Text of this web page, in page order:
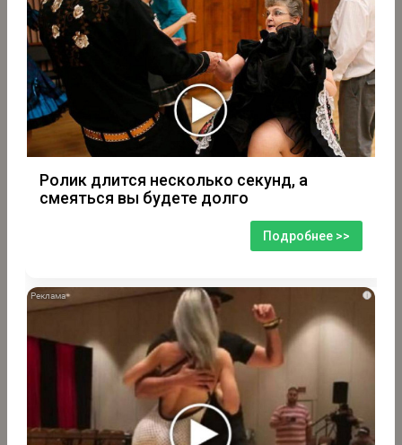
Ролик длится несколько секунд, а
смеяться вы будете долго
Подробнее >>
i